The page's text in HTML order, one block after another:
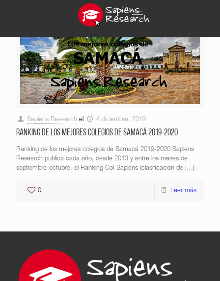
Sapiens Research el 4 diciembre, 2019
Ranking de los mejores colegios de Samacá 2019-2020
Ranking de los mejores colegios de Samacá 2019-2020 Sapiens
Research publica cada año, desde 2013 y entre los meses de
septiembre-octubre, el Ranking Col-Sapiens (clasificación de […]
0 Leer más